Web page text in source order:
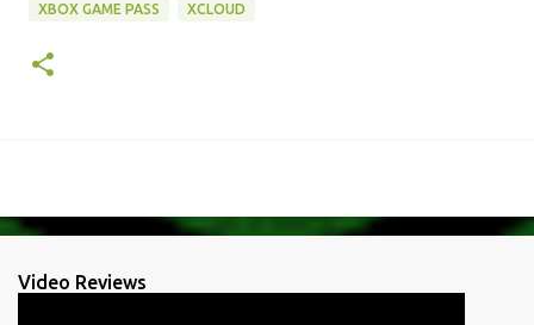
XBOX GAME PASS XCLOUD
Video Reviews